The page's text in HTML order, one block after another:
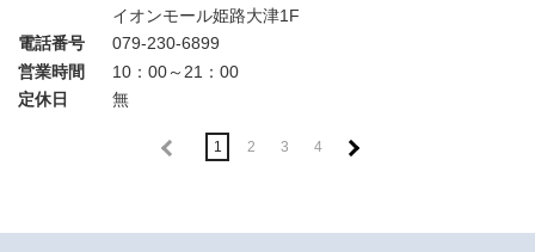
イオンモール姫路大津1F
電話番号
079-230-6899
営業時間
10：00～21：00
定休日
無
1 2 3 4